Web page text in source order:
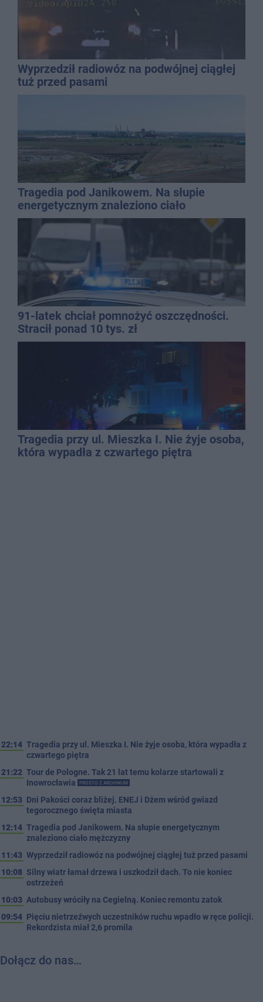
Wyprzedził radiowóz na podwójnej ciągłej
tuż przed pasami
Tragedia pod Janikowem. Na słupie
energetycznym znaleziono ciało
mężczyzny
91-latek chciał pomnożyć oszczędności.
Stracił ponad 10 tys. zł
Tragedia przy ul. Mieszka I. Nie żyje osoba,
która wypadła z czwartego piętra
22:14 Tragedia przy ul. Mieszka I. Nie żyje osoba, która wypadła z
czwartego piętra
21:22 Tour de Pologne. Tak 21 lat temu kolarze startowali z
Inowrocławia
PROSTO Z ARCHIWUM
12:53 Dni Pakości coraz bliżej. ENEJ i Dżem wśród gwiazd
tegorocznego święta miasta
12:14 Tragedia pod Janikowem. Na słupie energetycznym
znaleziono ciało mężczyzny
11:43 Wyprzedził radiowóz na podwójnej ciągłej tuż przed pasami
10:08 Silny wiatr łamał drzewa i uszkodził dach. To nie koniec
ostrzeżeń
10:03 Autobusy wróciły na Cegielną. Koniec remontu zatok
09:54 Pięciu nietrzeźwych uczestników ruchu wpadło w ręce policji.
Rekordzista miał 2,6 promila
Dołącz do nas…